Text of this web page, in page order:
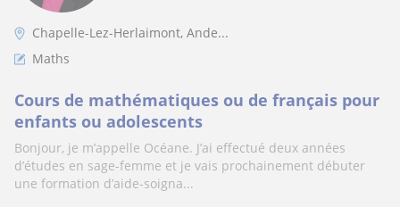
Chapelle-Lez-Herlaimont, Ande...
Maths
Cours de mathématiques ou de français pour
enfants ou adolescents
Bonjour, je m’appelle Océane. J’ai effectué deux années
d’études en sage-femme et je vais prochainement débuter
une formation d’aide-soigna...